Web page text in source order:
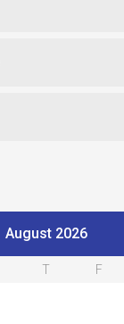
August 2026
T F